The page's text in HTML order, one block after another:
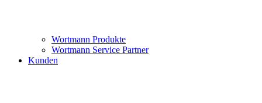
Wortmann Produkte
Wortmann Service Partner
Kunden